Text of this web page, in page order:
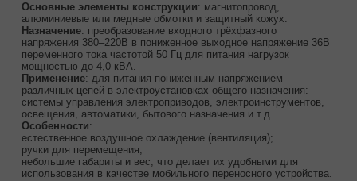
Основные элементы конструкции: магнитопровод,
алюминиевые или медные обмотки и защитный кожух.
Назначение: преобразование входного трёхфазного
напряжения 380–220В в пониженное выходное напряжение 36В
переменного тока частотой 50 Гц для питания нагрузок
мощностью до 4,0 кВА.
Применение: для питания пониженным напряжением
различных цепей в электроустановках общего назначения:
системы управления электроприводов, электроинструментов,
освещения, автоматики, бытового назначения и т.д..
Особенности:
естественное воздушное охлаждение (вентиляция);
ручки для перемещения;
небольшие габариты и вес, что делает их удобными для
использования в качестве мобильного переносного устройства.